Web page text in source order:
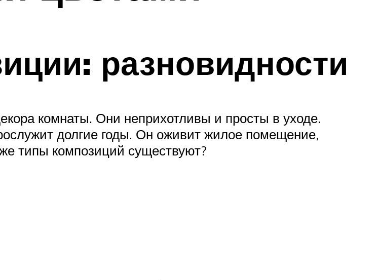
разновидности
комнаты. Они неприхотливы и просты в уходе.
долгие годы. Он оживит жилое помещение,
типы композиций существуют?